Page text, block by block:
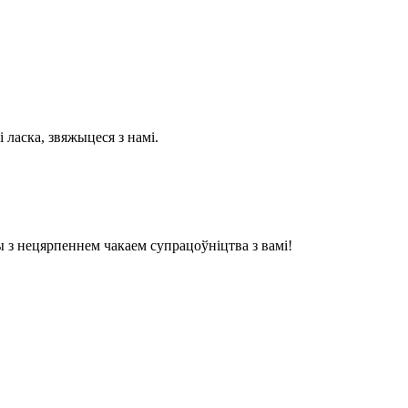
звяжыцеся з намі.
нецярпеннем чакаем супрацоўніцтва з вамі!